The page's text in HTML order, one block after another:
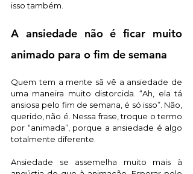
isso também.
A ansiedade não é ficar muito
animado para o fim de semana
Quem tem a mente sã vê a ansiedade de
uma maneira muito distorcida. “Ah, ela tá
ansiosa pelo fim de semana, é só isso”. Não,
querido, não é. Nessa frase, troque o termo
por “animada”, porque a ansiedade é algo
totalmente diferente.
Ansiedade se assemelha muito mais à